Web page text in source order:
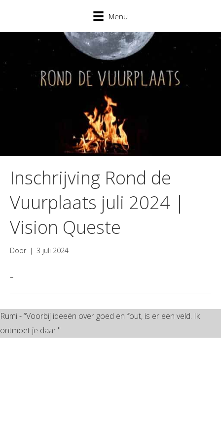
Menu
Inschrijving Rond de
Vuurplaats juli 2024 |
Vision Queste
Door | 3 juli 2024
–
Rumi - “Voorbij ideeën over goed en fout, is er een veld. Ik
ontmoet je daar."